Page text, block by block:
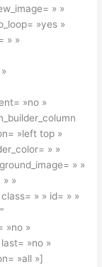
» »
»yes »
» »
»no »
»left top »
» »
» »
»
» » id= » »
»no »
»no »
»all »]